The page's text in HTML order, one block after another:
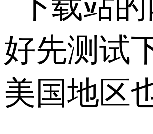
好先测试
美国地区